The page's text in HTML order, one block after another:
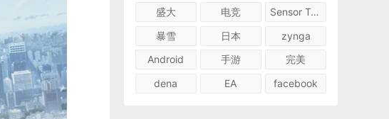
盛大
电竞
Sensor Tower
暴雪
日本
zynga
Android
手游
完美
dena
EA facebook